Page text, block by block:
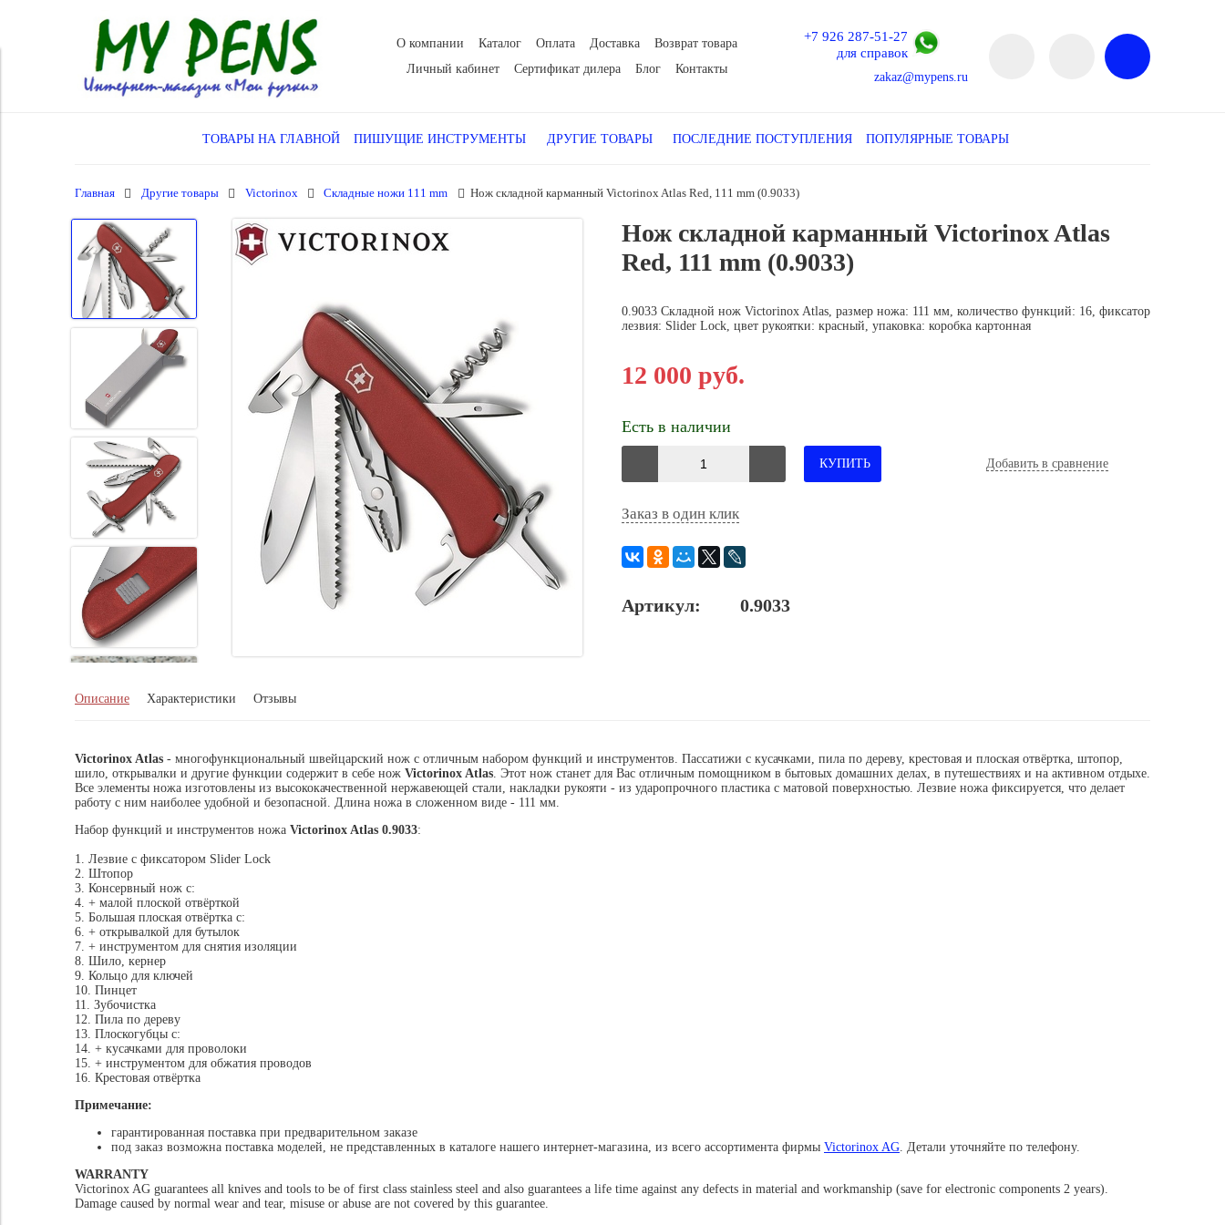
О компании Каталог Оплата Доставка
Возврат товара
Личный кабинет
Сертификат дилера Блог Контакты
+7 926 287-51-27
для справок
zakaz@mypens.ru
ТОВАРЫ НА ГЛАВНОЙ ПИШУЩИЕ ИНСТРУМЕНТЫ ДРУГИЕ ТОВАРЫ ПОСЛЕДНИЕ ПОСТУПЛЕНИЯ ПОПУЛЯРНЫЕ ТОВАРЫ
Главная Другие товары Victorinox Складные ножи 111 mm Нож складной карманный Victorinox Atlas Red, 111 mm (0.9033)
Нож складной карманный Victorinox Atlas
Red, 111 mm (0.9033)
0.9033 Складной нож Victorinox Atlas, размер ножа: 111 мм, количество функций: 16, фиксатор
лезвия: Slider Lock, цвет рукоятки: красный, упаковка: коробка картонная
12 000 руб.
Есть в наличии
КУПИТЬ Добавить в сравнение
Заказ в один клик
Артикул: 0.9033
Описание Характеристики Отзывы
Victorinox Atlas - многофункциональный швейцарский нож с отличным набором функций и инструментов. Пассатижи с кусачками, пила по дереву, крестовая и плоская отвёртка, штопор,
шило, открывалки и другие функции содержит в себе нож Victorinox Atlas . Этот нож станет для Вас отличным помощником в бытовых домашних делах, в путешествиях и на активном отдыхе.
Все элементы ножа изготовлены из высококачественной нержавеющей стали, накладки рукояти - из ударопрочного пластика с матовой поверхностью. Лезвие ножа фиксируется, что делает
работу с ним наиболее удобной и безопасной. Длина ножа в сложенном виде - 111 мм.
Набор функций и инструментов ножа Victorinox Atlas 0.9033:
1. Лезвие с фиксатором Slider Lock
2. Штопор
3. Консервный нож с:
4. + малой плоской отвёрткой
5. Большая плоская отвёртка с:
6. + открывалкой для бутылок
7. + инструментом для снятия изоляции
8. Шило, кернер
9. Кольцо для ключей
10. Пинцет
11. Зубочистка
12. Пила по дереву
13. Плоскогубцы с:
14. + кусачками для проволоки
15. + инструментом для обжатия проводов
16. Крестовая отвёртка
Примечание:
гарантированная поставка при предварительном заказе
под заказ возможна поставка моделей, не представленных в каталоге нашего интернет-магазина, из всего ассортимента фирмы Victorinox AG . Детали уточняйте по телефону.
WARRANTY
Victorinox AG guarantees all knives and tools to be of first class stainless steel and also guarantees a life time against any defects in material and workmanship (save for electronic components 2 years).
Damage caused by normal wear and tear, misuse or abuse are not covered by this guarantee.